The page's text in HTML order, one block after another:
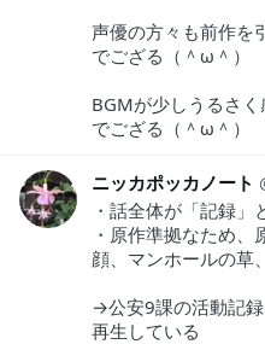
声優の方々も前作を
でござる（＾ω＾）
BGMが少しうるさ
でござる（＾ω＾）
ニッカポッカノート
・話全体が「記録」
・原作準拠なため
顔、マンホールの草
→公安9課の活動記
再生している